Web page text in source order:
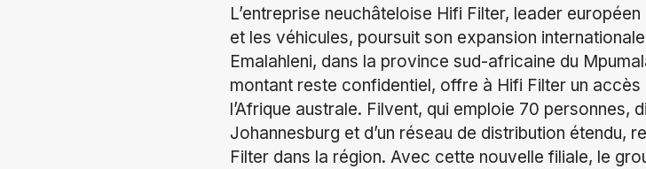
L’entreprise neuchâteloise Hifi Filter, leader
et les véhicules, poursuit son expansion
Emalahleni, dans la province sud-africaine du
montant reste confidentiel, offre à Hifi Filter un
l’Afrique australe. Filvent, qui emploie 70 personnes,
Johannesburg et d’un réseau de distribution étendu,
Filter dans la région. Avec cette nouvelle filiale, le